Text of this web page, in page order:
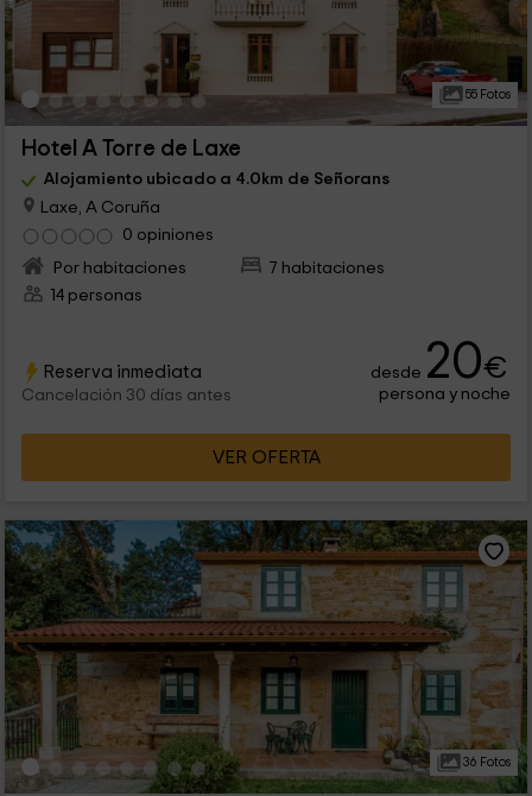
55 Fotos
Hotel A Torre de Laxe
Alojamiento ubicado a 4.0km de Señorans
Laxe, A Coruña
0 opiniones
Por habitaciones
7 habitaciones
14 personas
Reserva inmediata
Cancelación 30 días antes
desde 20€
persona y noche
VER OFERTA
36 Fotos